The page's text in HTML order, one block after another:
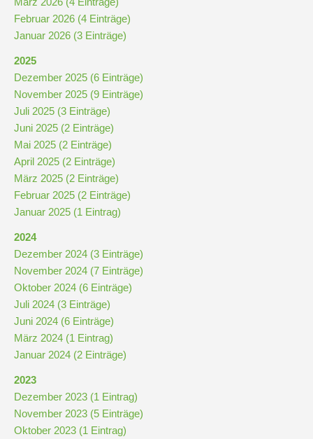
Kompetenzteam
Seiteneinsteiger
Methodentraining
Bewegte
Pause
Schulsanitätsdienst
Unterricht
Vertretungsplan
Stundenraster
Realschulbildungsgang
5
und
6
Februar 2026 (4 Einträge)
Januar 2026 (3 Einträge)
2025
Dezember 2025 (6 Einträge)
November 2025 (9 Einträge)
Juli 2025 (3 Einträge)
Juni 2025 (2 Einträge)
Mai 2025 (2 Einträge)
April 2025 (2 Einträge)
März 2025 (2 Einträge)
Februar 2025 (2 Einträge)
Januar 2025 (1 Eintrag)
2024
Dezember 2024 (3 Einträge)
November 2024 (7 Einträge)
Oktober 2024 (6 Einträge)
Juli 2024 (3 Einträge)
Juni 2024 (6 Einträge)
März 2024 (1 Eintrag)
Januar 2024 (2 Einträge)
2023
Dezember 2023 (1 Eintrag)
November 2023 (5 Einträge)
Oktober 2023 (1 Eintrag)